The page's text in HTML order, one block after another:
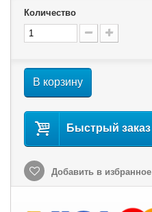
Количество
В корзину
Быстрый заказ
Добавить в избранное